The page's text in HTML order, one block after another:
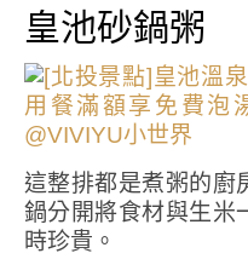
皇池砂鍋粥
這整排都是煮粥的廚
鍋分開將食材與生米
時珍貴。